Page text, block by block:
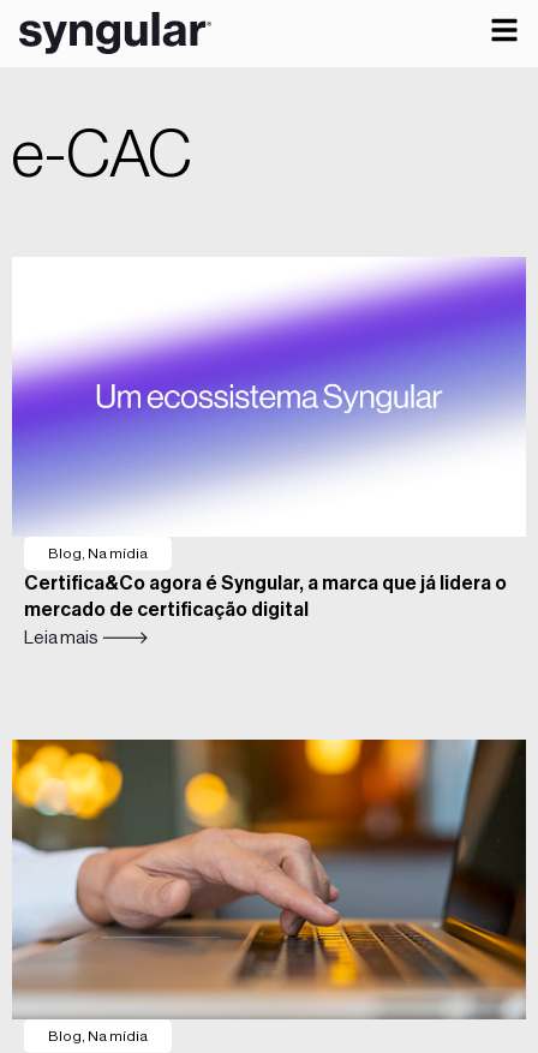
e-CAC
Blog Na mídia
Certifica&Co agora é Syngular, a marca que já lidera o
mercado de certificação digital
Leia mais 🡒
Blog Na mídia